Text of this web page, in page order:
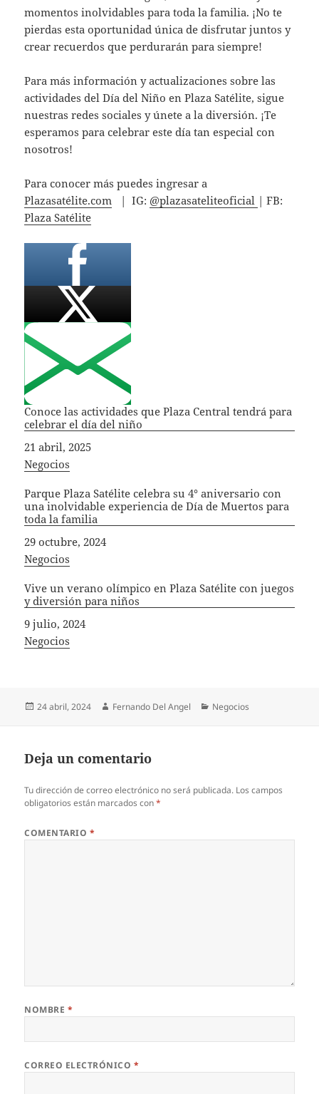
momentos inolvidables para toda la familia. ¡No te
pierdas esta oportunidad única de disfrutar juntos y
crear recuerdos que perdurarán para siempre!
Para más información y actualizaciones sobre las
actividades del Día del Niño en Plaza Satélite, sigue
nuestras redes sociales y únete a la diversión. ¡Te
esperamos para celebrar este día tan especial con
nosotros!
Para conocer más puedes ingresar a
Plazasatélite.com | IG: @plazasateliteoficial | FB:
Plaza Satélite
Conoce las actividades que Plaza Central tendrá para
celebrar el día del niño
Fecha
21 abril, 2025
In relation to
Negocios
Parque Plaza Satélite celebra su 4° aniversario con
una inolvidable experiencia de Día de Muertos para
toda la familia
Fecha
29 octubre, 2024
In relation to
Negocios
Vive un verano olímpico en Plaza Satélite con juegos
y diversión para niños
Fecha
9 julio, 2024
In relation to
Negocios
Publicado
24 abril, 2024 Autor
Fernando Del Angel Categorías
Negocios
Deja un comentario
Tu dirección de correo electrónico no será publicada. Los campos
obligatorios están marcados con*
COMENTARIO *
NOMBRE *
CORREO ELECTRÓNICO *